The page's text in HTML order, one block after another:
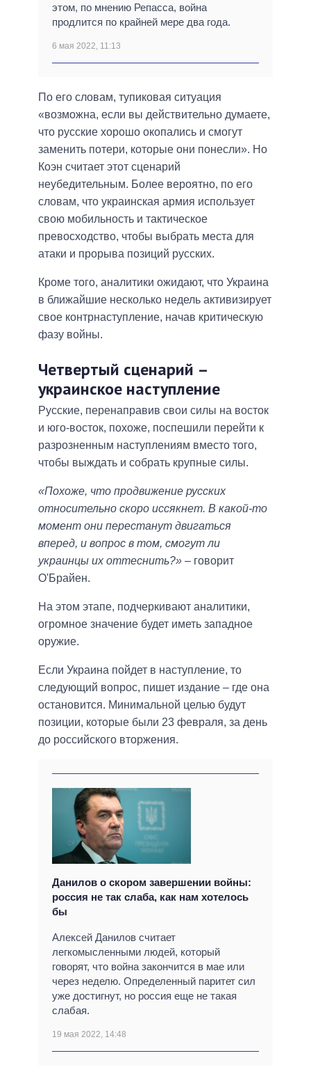
этом, по мнению Репасса, война
продлится по крайней мере два года.
6 мая 2022, 11:13
По его словам, тупиковая ситуация
«возможна, если вы действительно думаете,
что русские хорошо окопались и смогут
заменить потери, которые они понесли». Но
Коэн считает этот сценарий
неубедительным. Более вероятно, по его
словам, что украинская армия использует
свою мобильность и тактическое
превосходство, чтобы выбрать места для
атаки и прорыва позиций русских.
Кроме того, аналитики ожидают, что Украина
в ближайшие несколько недель активизирует
свое контрнаступление, начав критическую
фазу войны.
Четвертый сценарий –
украинское наступление
Русские, перенаправив свои силы на восток
и юго-восток, похоже, поспешили перейти к
разрозненным наступлениям вместо того,
чтобы выждать и собрать крупные силы.
«Похоже, что продвижение русских
относительно скоро иссякнет. В какой-то
момент они перестанут двигаться
вперед, и вопрос в том, смогут ли
украинцы их оттеснить?» – говорит
О'Брайен.
На этом этапе, подчеркивают аналитики,
огромное значение будет иметь западное
оружие.
Если Украина пойдет в наступление, то
следующий вопрос, пишет издание – где она
остановится. Минимальной целью будут
позиции, которые были 23 февраля, за день
до российского вторжения.
Данилов о скором завершении войны:
россия не так слаба, как нам хотелось
бы
Алексей Данилов считает
легкомысленными людей, который
говорят, что война закончится в мае или
через неделю. Определенный паритет сил
уже достигнут, но россия еще не такая
слабая.
19 мая 2022, 14:48